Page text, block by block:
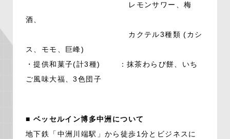
レモンサワー、梅
酒、
カクテル3種類 (カシ
ス、モモ、巨峰)
・提供和菓子(計3種) ：抹茶わらび餅、いち
ご風味大福、3色団子
■ ベッセルイン博多中洲について
地下鉄「中洲川端駅」から徒歩1分とビジネスに